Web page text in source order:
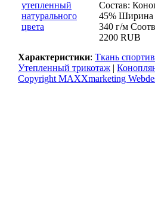
Состав:
45% Ширина
340 г/м
2200 RUB
Характеристики: Ткань
Утепленный трикотаж |
Copyright MAXXmarketing